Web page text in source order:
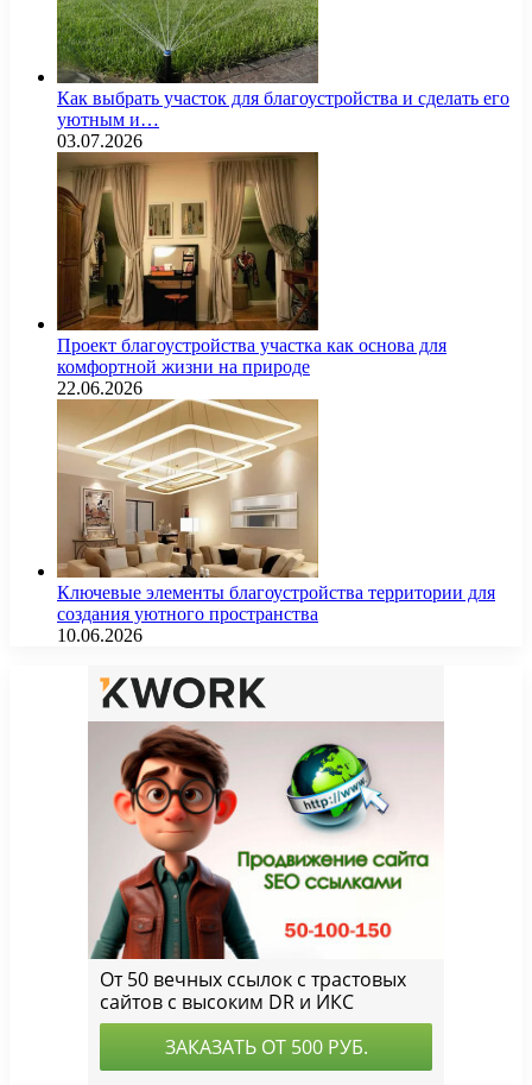
Как выбрать участок для благоустройства и сделать его
уютным и…
03.07.2026
Проект благоустройства участка как основа для
комфортной жизни на природе
22.06.2026
Ключевые элементы благоустройства территории для
создания уютного пространства
10.06.2026